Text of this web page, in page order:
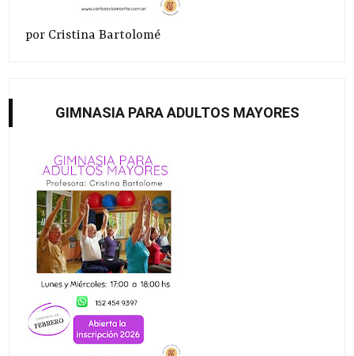
por Cristina Bartolomé
GIMNASIA PARA ADULTOS MAYORES